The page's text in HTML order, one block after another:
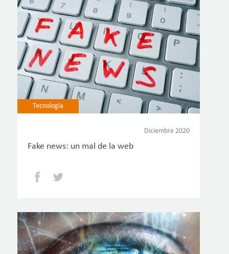
Tecnología
Diciembre 2020
Fake news: un mal de la web
Facebook